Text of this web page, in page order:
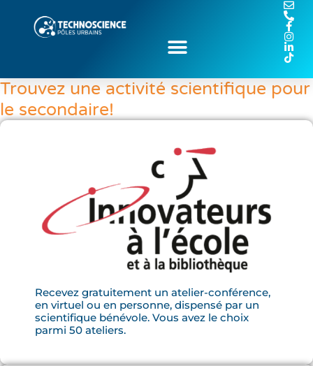
Trouvez une activité scientifique pour
le secondaire!
Recevez gratuitement un atelier-conférence,
en virtuel ou en personne, dispensé par un
scientifique bénévole. Vous avez le choix
parmi 50 ateliers.